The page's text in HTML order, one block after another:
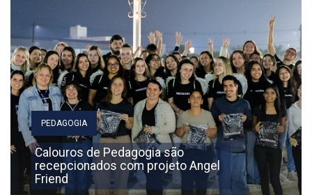
PEDAGOGIA
Calouros de Pedagogia são
recepcionados com projeto Angel
Friend